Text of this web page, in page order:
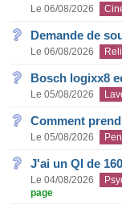
Le 06/08/2026
Demande de
Le 06/08/2026
Bosch logixx8
Le 05/08/2026
Comment
Le 05/08/2026
J'ai un QI de
Le 04/08/2026
page